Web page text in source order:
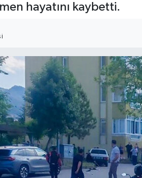
hayatını kaybetti.